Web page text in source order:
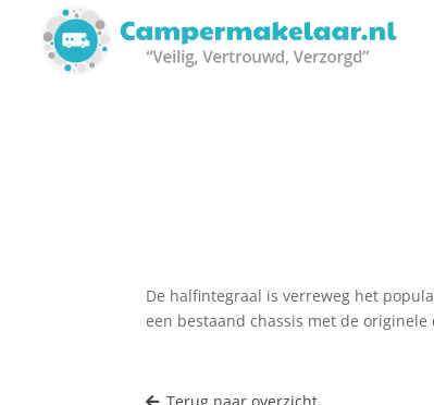
De halfintegraal is verreweg het
een bestaand chassis met de
Terug naar overzicht